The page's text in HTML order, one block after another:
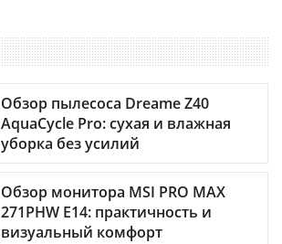
Обзор пылесоса Dreame Z40
AquaCycle Pro: сухая и влажная
уборка без усилий
Обзор монитора MSI PRO MAX
271PHW E14: практичность и
визуальный комфорт